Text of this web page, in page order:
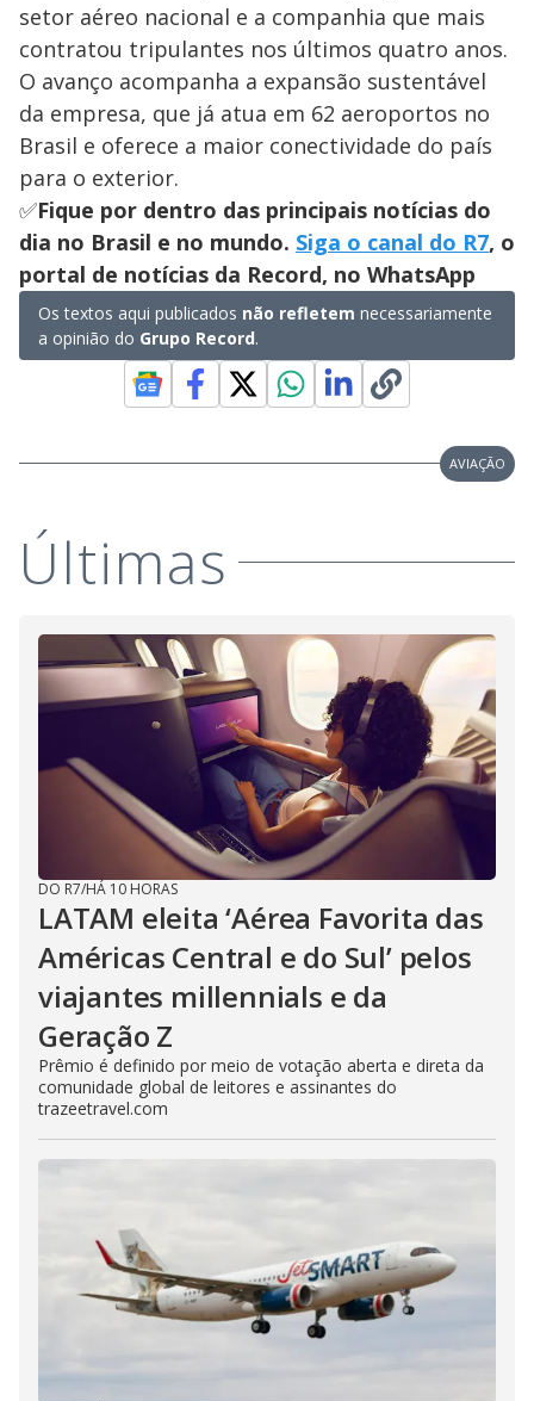
setor aéreo nacional e a companhia que mais
contratou tripulantes nos últimos quatro anos.
O avanço acompanha a expansão sustentável
da empresa, que já atua em 62 aeroportos no
Brasil e oferece a maior conectividade do país
para o exterior.
✅Fique por dentro das principais notícias do
dia no Brasil e no mundo. Siga o canal do R7, o
portal de notícias da Record, no WhatsApp
Os textos aqui publicados não refletem necessariamente
a opinião do Grupo Record.
AVIAÇÃO
Últimas
DO R7/HÁ 10 HORAS
LATAM eleita ‘Aérea Favorita das
Américas Central e do Sul’ pelos
viajantes millennials e da
Geração Z
Prêmio é definido por meio de votação aberta e direta da
comunidade global de leitores e assinantes do
trazeetravel.com